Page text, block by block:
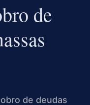
de
de deudas